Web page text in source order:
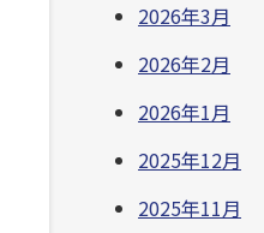
2026年3月
2026年2月
2026年1月
2025年12月
2025年11月